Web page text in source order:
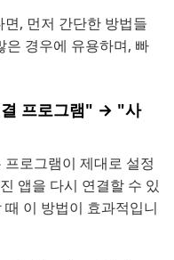
면, 먼저 간단한 방법들
은 경우에 유용하며, 빠
프로그램" → "사
프로그램이 제대로 설정
앱을 다시 연결할 수 있
때 이 방법이 효과적입니